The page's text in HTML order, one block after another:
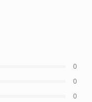
0
0
0